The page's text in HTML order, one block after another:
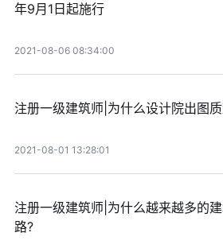
年9月1日起施行
2021-08-06 08:34:00
注册一级建筑师|为什么设计院出图
2021-08-01 13:28:01
注册一级建筑师|为什么越来越多的
路?